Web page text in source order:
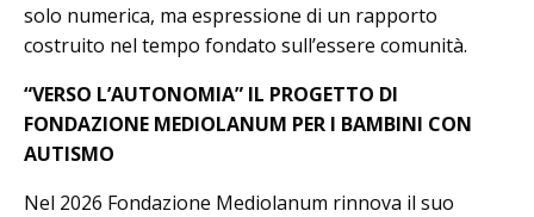
solo numerica, ma espressione di un rapporto
costruito nel tempo fondato sull’essere comunità.
“VERSO L’AUTONOMIA” IL PROGETTO DI
FONDAZIONE MEDIOLANUM PER I BAMBINI CON
AUTISMO
Nel 2026 Fondazione Mediolanum rinnova il suo